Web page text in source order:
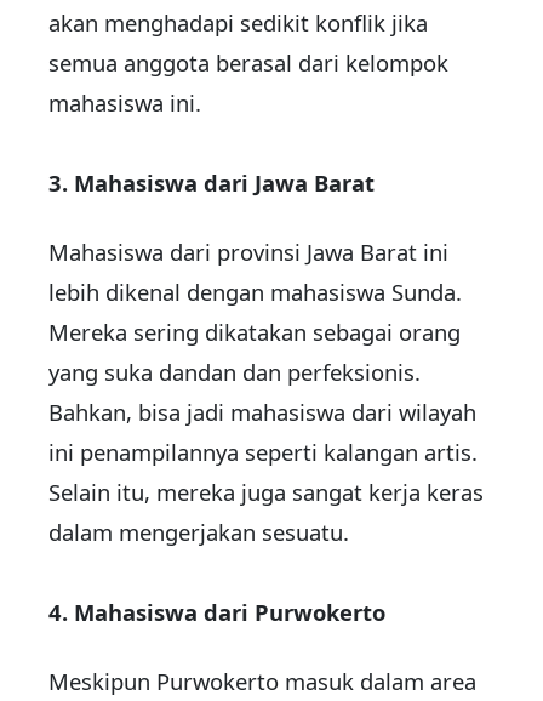
akan menghadapi sedikit konflik jika
semua anggota berasal dari kelompok
mahasiswa ini.
3. Mahasiswa dari Jawa Barat
Mahasiswa dari provinsi Jawa Barat ini
lebih dikenal dengan mahasiswa Sunda.
Mereka sering dikatakan sebagai orang
yang suka dandan dan perfeksionis.
Bahkan, bisa jadi mahasiswa dari wilayah
ini penampilannya seperti kalangan artis.
Selain itu, mereka juga sangat kerja keras
dalam mengerjakan sesuatu.
4. Mahasiswa dari Purwokerto
Meskipun Purwokerto masuk dalam area